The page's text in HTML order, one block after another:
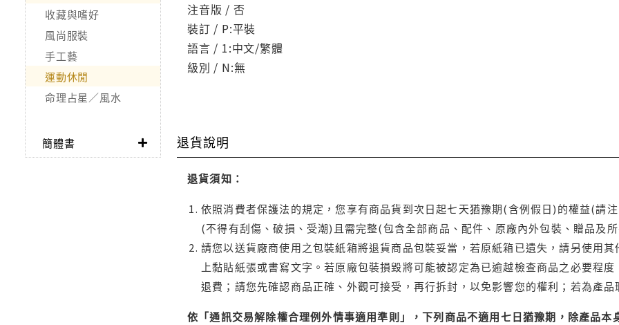
收藏與嗜好
風尚服裝
手工藝
運動休閒
命理占星／風水
簡體書
注音版 / 否
裝訂 / P:平裝
語言 / 1:中文/繁體
級別 / N:無
退貨說明
退貨須知：
依照消費者保護法的規定，您享有商品貨到次日起七天猶豫期(含例假日)的權益(請
(不得有刮傷、破損、受潮)且需完整(包含全部商品、配件、原廠內外包裝、贈品及
請您以送貨廠商使用之包裝紙箱將退貨商品包裝妥當，若原紙箱已遺失，請另使用
上黏貼紙張或書寫文字。若原廠包裝損毀將可能被認定為已逾越檢查商品之必要程
退費；請您先確認商品正確、外觀可接受，再行拆封，以免影響您的權利；若為產
依「通訊交易解除權合理例外情事適用準則」，下列商品不適用七日猶豫期，除產品本